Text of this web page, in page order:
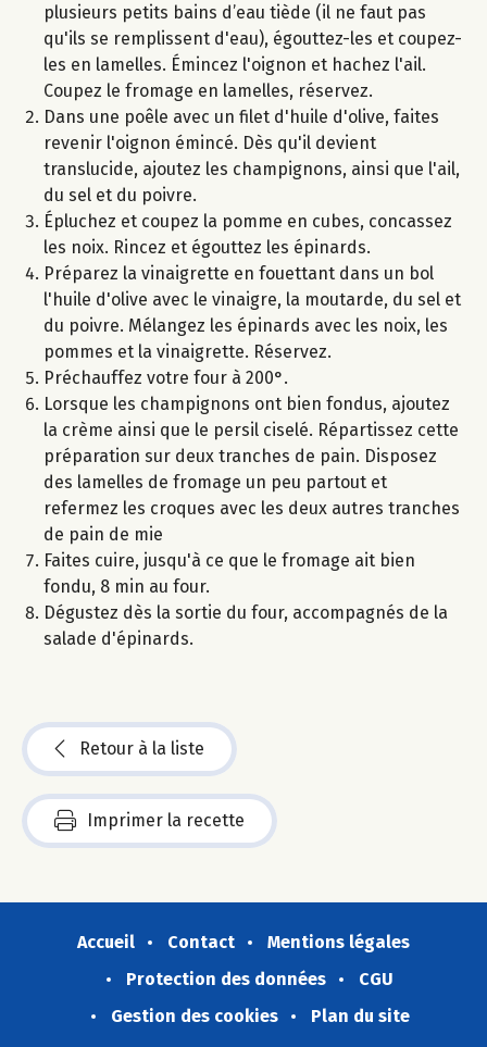
plusieurs petits bains d’eau tiède (il ne faut pas
qu'ils se remplissent d'eau), égouttez-les et coupez-
les en lamelles. Émincez l'oignon et hachez l'ail.
Coupez le fromage en lamelles, réservez.
Dans une poêle avec un filet d'huile d'olive, faites
revenir l'oignon émincé. Dès qu'il devient
translucide, ajoutez les champignons, ainsi que l'ail,
du sel et du poivre.
Épluchez et coupez la pomme en cubes, concassez
les noix. Rincez et égouttez les épinards.
Préparez la vinaigrette en fouettant dans un bol
l'huile d'olive avec le vinaigre, la moutarde, du sel et
du poivre. Mélangez les épinards avec les noix, les
pommes et la vinaigrette. Réservez.
Préchauffez votre four à 200°.
Lorsque les champignons ont bien fondus, ajoutez
la crème ainsi que le persil ciselé. Répartissez cette
préparation sur deux tranches de pain. Disposez
des lamelles de fromage un peu partout et
refermez les croques avec les deux autres tranches
de pain de mie
Faites cuire, jusqu'à ce que le fromage ait bien
fondu, 8 min au four.
Dégustez dès la sortie du four, accompagnés de la
salade d'épinards.
Retour à la liste
Imprimer la recette
Accueil Contact
Mentions légales
Protection des données
CGU
Gestion des cookies
Plan du site